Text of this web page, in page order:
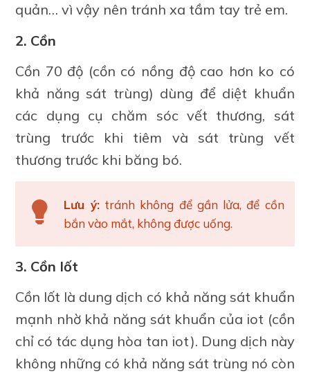
quản… vì vậy nên tránh xa tầm tay trẻ em.
2. Cồn
Cồn 70 độ (cồn có nồng độ cao hơn ko có
khả năng sát trùng) dùng để diệt khuẩn
các dụng cụ chăm sóc vết thương, sát
trùng trước khi tiêm và sát trùng vết
thương trước khi băng bó.
Lưu ý:tránh không để gần lửa, để cồn
bắn vào mắt, không được uống.
3. Cồn Iốt
Cồn Iốt là dung dịch có khả năng sát khuẩn
mạnh nhờ khả năng sát khuẩn của iot (cồn
chỉ có tác dụng hòa tan iot). Dung dịch này
không những có khả năng sát trùng nó còn